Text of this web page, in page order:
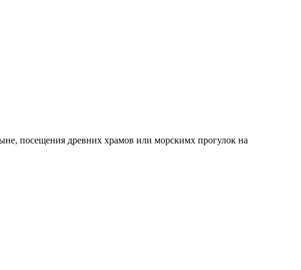
посещения древних храмов или морскимх прогулок на